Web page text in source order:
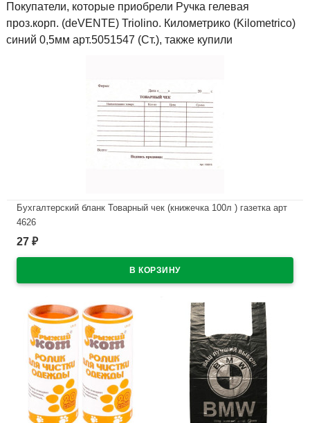
Покупатели, которые приобрели Ручка гелевая
проз.корп. (deVENTE) Triolino. Километрико (Kilometrico)
синий 0,5мм арт.5051547 (Ст.), также купили
Бухгалтерский бланк Товарный чек (книжечка 100л ) газетка арт
4626
В наличии
27 ₽